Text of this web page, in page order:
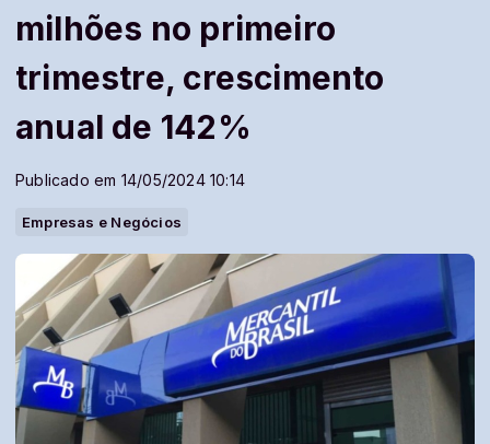
milhões no primeiro
trimestre, crescimento
anual de 142%
Publicado em 14/05/2024 10:14
Empresas e Negócios